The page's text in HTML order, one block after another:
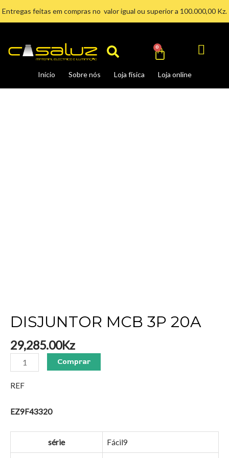
conteúdo
Entregas feitas em compras no valor igual ou superior a 100.000,00 Kz.
Search
Início Sobre nós Loja física Loja online
0
DISJUNTOR MCB 3P 20A
29,285.00Kz
Comprar
REF
EZ9F43320
série Fácil9